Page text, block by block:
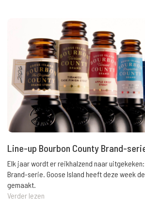
Line-up Bourbon County Brand-
Elk jaar wordt er reikhalzend naar
Brand-serie. Goose Island heeft deze week
gemaakt.
Verder lezen